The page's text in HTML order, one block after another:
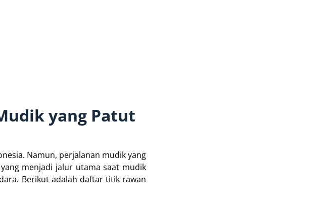
yang Patut
Namun, perjalanan mudik yang
menjadi jalur utama saat mudik
Berikut adalah daftar titik rawan